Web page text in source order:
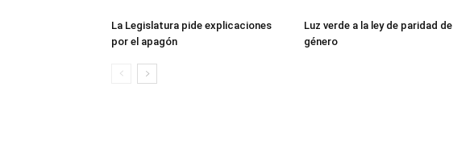
La Legislatura pide explicaciones
por el apagón
Luz verde a la ley de paridad de
género